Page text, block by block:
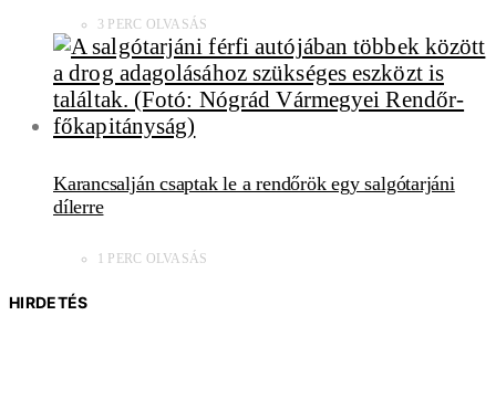
3 PERC OLVASÁS
Karancsalján csaptak le a rendőrök egy salgótarjáni
dílerre
1 PERC OLVASÁS
HIRDETÉS